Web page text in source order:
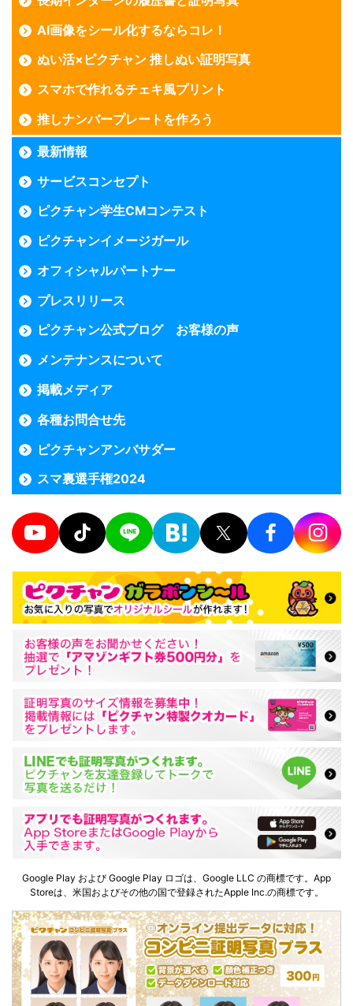
AI画像をシール化するならコレ！
ぬい活×ピクチャン 推しぬい証明写真
スマホで作れるチェキ風プリント
推しナンバープレートを作ろう
最新情報
サービスコンセプト
ピクチャン学生CMコンテスト
ピクチャンイメージガール
オフィシャルパートナー
プレスリリース
ピクチャン公式ブログ お客様の声
メンテナンスについて
掲載メディア
各種お問合せ先
ピクチャンアンバサダー
スマ裏選手権2024
Google Play および Google Play ロゴは、Google LLC の商標です。App
Storeは、米国およびその他の国で登録されたApple Inc.の商標です。